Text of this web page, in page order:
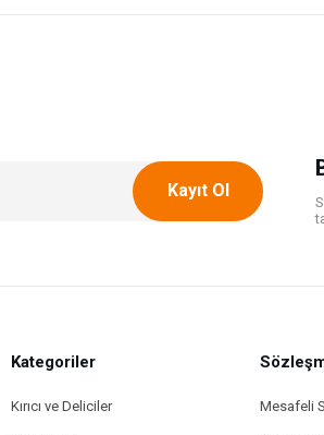
noktaları öneri formunu kullanarak tarafımıza
Gönder
Kayıt Ol
Kategoriler
Kırıcı ve Deliciler Mesafeli